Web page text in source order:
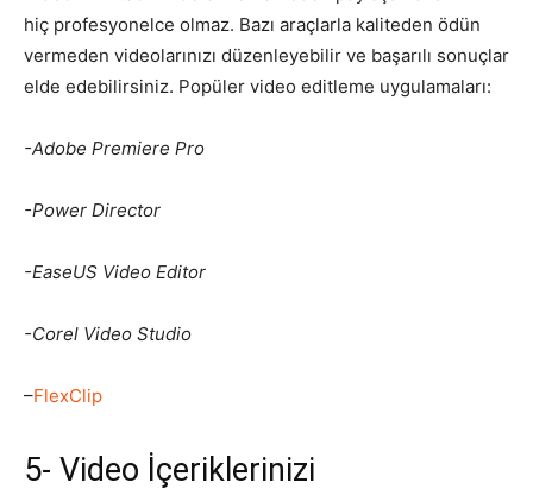
hiç profesyonelce olmaz. Bazı araçlarla kaliteden ödün
vermeden videolarınızı düzenleyebilir ve başarılı sonuçlar
elde edebilirsiniz. Popüler video editleme uygulamaları:
-Adobe Premiere Pro
-Power Director
-EaseUS Video Editor
-Corel Video Studio
–FlexClip
5- Video İçeriklerinizi